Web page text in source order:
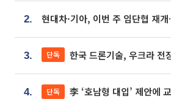
2.
3. 단독 한국 드론기술, 우크라 전장서 시험 중
4. 단독 李 ‘호남형 대입’ 제안에 교육청·지역대학